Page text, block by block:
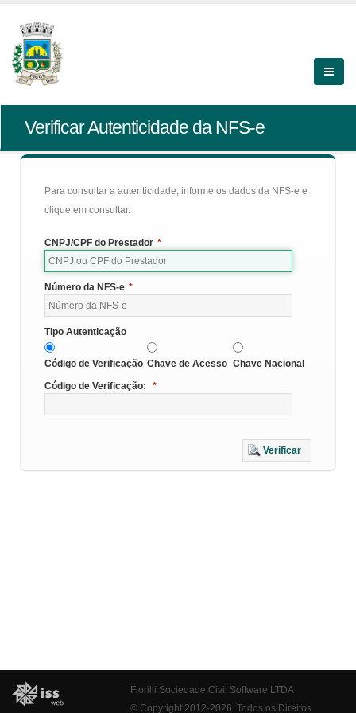
Verificar Autenticidade da NFS-e
Para consultar a autenticidade, informe os dados da NFS-e e
clique em consultar.
CNPJ/CPF do Prestador *
Número da NFS-e *
Tipo Autenticação
Código de Verificação Chave de Acesso Chave Nacional
Código de Verificação:
*
Verificar
Fiorilli Sociedade Civil Software LTDA
© Copyright 2012-2026. Todos os Direitos